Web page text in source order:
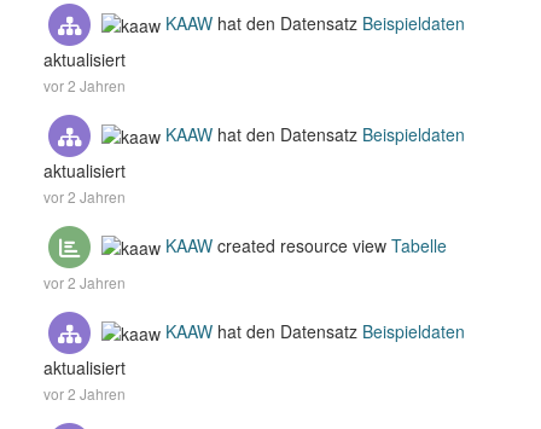
KAAW hat den Datensatz Beispieldaten
aktualisiert
vor 2 Jahren
KAAW hat den Datensatz Beispieldaten
aktualisiert
vor 2 Jahren
KAAW created resource view Tabelle
vor 2 Jahren
KAAW hat den Datensatz Beispieldaten
aktualisiert
vor 2 Jahren